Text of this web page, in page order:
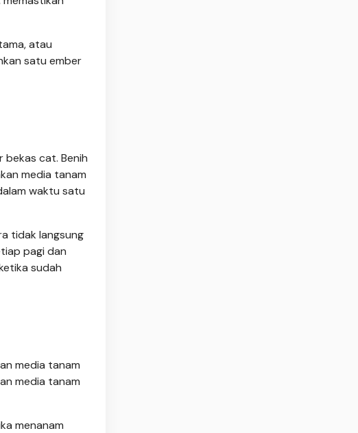
atau
satu ember
bekas cat. Benih
media tanam
waktu satu
tidak langsung
pagi dan
sudah
media tanam
media tanam
menanam